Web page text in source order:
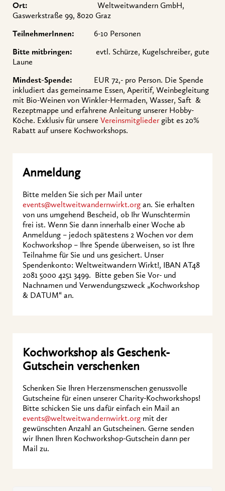
Ort:
Weltweitwandern GmbH,
Gaswerkstraße 99, 8020 Graz
TeilnehmerInnen: 6-10 Personen
Bitte mitbringen:
evtl. Schürze, Kugelschreiber, gute
Laune
Mindest-Spende:
EUR 72,- pro Person. Die Spende
inkludiert das gemeinsame Essen, Aperitif, Weinbegleitung
mit Bio-Weinen von Winkler-Hermaden, Wasser, Saft &
Rezeptmappe und erfahrene Anleitung unserer Hobby-
Köche. Exklusiv für unsere Vereinsmitglieder gibt es 20%
Rabatt auf unsere Kochworkshops.
Anmeldung
Bitte melden Sie sich per Mail unter
events@weltweitwandernwirkt.org an. Sie erhalten
von uns umgehend Bescheid, ob Ihr Wunschtermin
frei ist. Wenn Sie dann innerhalb einer Woche ab
Anmeldung – jedoch spätestens 2 Wochen vor dem
Kochworkshop – Ihre Spende überweisen, so ist Ihre
Teilnahme für Sie und uns gesichert. Unser
Spendenkonto: Weltweitwandern Wirkt!, IBAN AT48
2081 5000 4251 3499. Bitte geben Sie Vor- und
Nachnamen und Verwendungszweck „Kochworkshop
& DATUM“ an.
Kochworkshop als Geschenk-
Gutschein verschenken
Schenken Sie Ihren Herzensmenschen genussvolle
Gutscheine für einen unserer Charity-Kochworkshops!
Bitte schicken Sie uns dafür einfach ein Mail an
events@weltweitwandernwirkt.org mit der
gewünschten Anzahl an Gutscheinen. Gerne senden
wir Ihnen Ihren Kochworkshop-Gutschein dann per
Mail zu.